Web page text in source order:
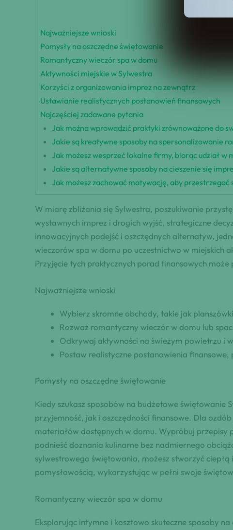
Najważniejsze wnioski
Pomysły na oszczędne świętowanie
Romantyczny wieczór spa w domu
Aktywności miejskie w Sylwestra
Korzyści z organizowania imprez na zewnątrz
Ustawianie realistycznych postanowień finansowych
Najczęściej zadawane pytania
Jak można wprowadzić praktyki zrównoważone do
Jakie są kreatywne sposoby na spersonalizowanie
Jak możesz wesprzeć lokalne firmy, biorąc udział
Jakie są alternatywne sposoby na cieszenie się
Jak możesz zachować motywację, aby
W miarę zbliżania się Sylwestra, poszukiwanie
wystawnych imprez i drogich wyjść, strategiczne
innowacyjnych podejść i oszczędnych alternatyw,
wieczorów spa w domu po uczestnictwo w miejskich
Przyjęcie tych praktycznych porad finansowych
Najważniejsze wnioski
Wybierz skromne obchody, takie jak
Rozważ romantyczny wieczór w domu lub
Odkrywaj aktywności na świeżym powietrzu i
Postaw realistyczne postanowienia
Pomysły na oszczędne świętowanie
Kiedy szukasz sposobów na budżetowe
przyjemność, jak i oszczędności finansowe. Dla
materiałów dostępnych w domu. Wypróbuj
podnieść doznania kulinarne bez nadmiernego
sylwestrowego świętowania, możesz stworzyć
pomysłowością, wykorzystując w pełni swoje
Romantyczny wieczór spa w domu
Eksplorując intymne i kosztowo skuteczne sposoby